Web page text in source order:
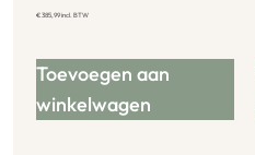
€385,99incl. BTW
Toevoegen aan
winkelwagen